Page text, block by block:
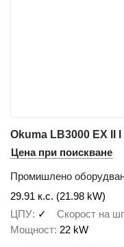
Okuma LB3000 EX II
Цена при поискване
Промишлено
29.91 к.с. (21.98 kW)
ЦПУ ✓ Скорост на
Мощност 22 kW